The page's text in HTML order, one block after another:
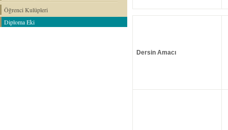
Öğrenci Kulüpleri
Diploma Eki
Dersin Amacı